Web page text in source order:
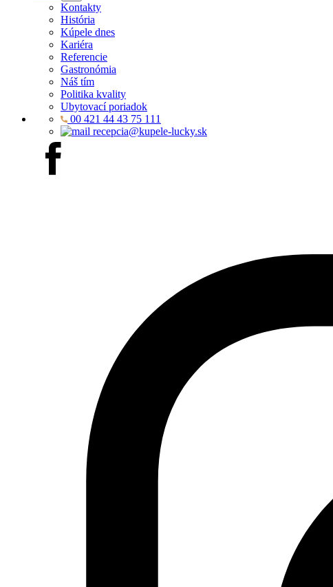
Kontakty
História
Kúpele dnes
Kariéra
Referencie
Gastronómia
Náš tím
Politika kvality
Ubytovací poriadok
00 421 44 43 75 111
recepcia@kupele-lucky.sk